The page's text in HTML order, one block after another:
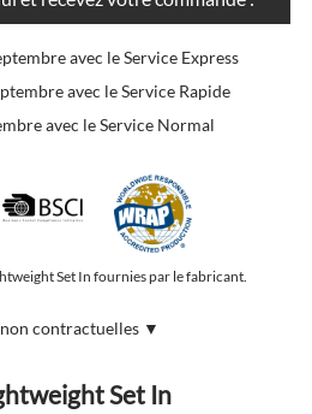
avec le Service Express
avec le Service Rapide
avec le Service Normal
Set In fournies par le fabricant.
contractuelles ▼
Set In